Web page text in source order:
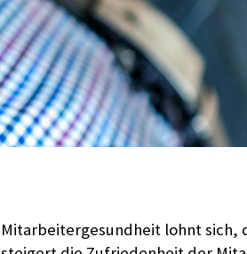
Mitarbeitergesundheit lohnt sich,